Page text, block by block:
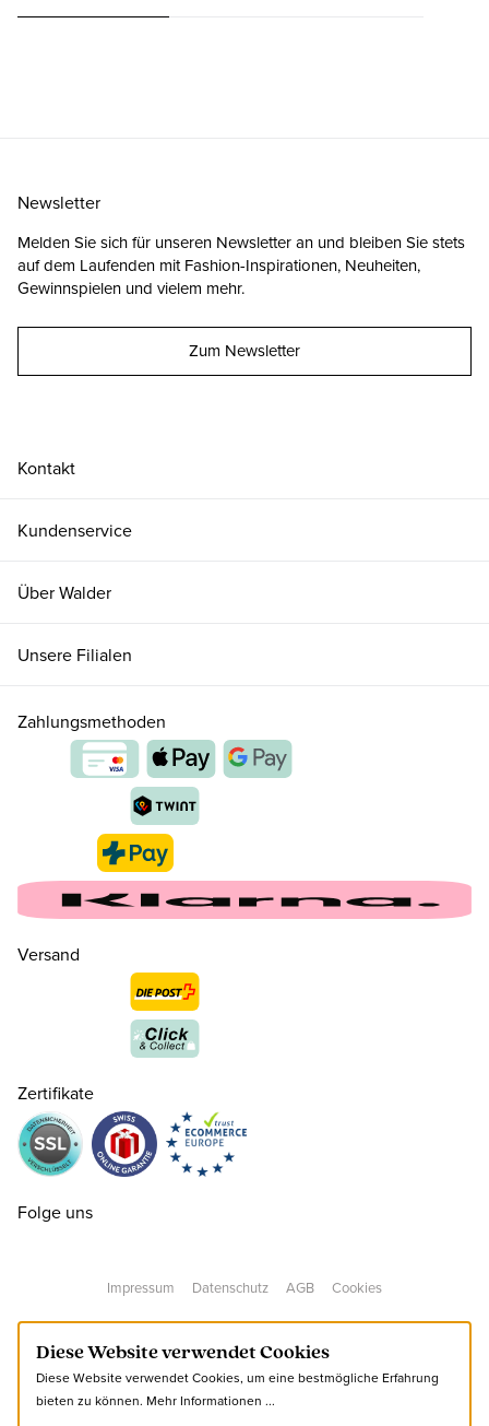
39 CHF 130.00
CHF 130.00
41 CHF 130.00
CHF 130.00
44 CHF 130.00
45 CHF 130.00
Kontakt
Kundenservice
Über Walder
Unsere Filialen
Newsletter
Melden Sie sich für unseren Newsletter an und bleiben Sie stets
auf dem Laufenden mit Fashion-Inspirationen, Neuheiten,
Gewinnspielen und vielem mehr.
Zum Newsletter
Zahlungsmethoden
Versand
Zertifikate
Folge uns
Impressum Datenschutz AGB Cookies
Diese Website verwendet Cookies
Diese Website verwendet Cookies, um eine bestmögliche Erfahrung
bieten zu können. Mehr Informationen ...